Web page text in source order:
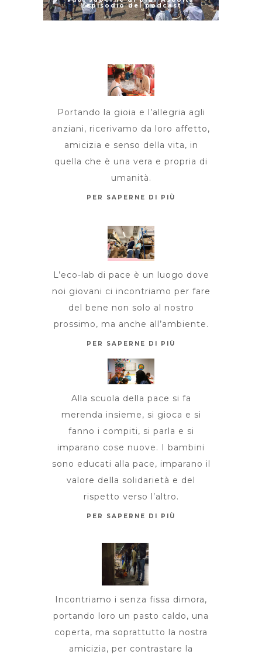
l'episodio del podcast
Portando la gioia e l’allegria agli
anziani, ricerivamo da loro affetto,
amicizia e senso della vita, in
quella che è una vera e propria di
umanità.
PER SAPERNE DI PIÙ
L’eco-lab di pace è un luogo dove
noi giovani ci incontriamo per fare
del bene non solo al nostro
prossimo, ma anche all’ambiente.
PER SAPERNE DI PIÙ
Alla scuola della pace si fa
merenda insieme, si gioca e si
fanno i compiti, si parla e si
imparano cose nuove. I bambini
sono educati alla pace, imparano il
valore della solidarietà e del
rispetto verso l’altro.
PER SAPERNE DI PIÙ
Incontriamo i senza fissa dimora,
portando loro un pasto caldo, una
coperta, ma soprattutto la nostra
amicizia, per contrastare la